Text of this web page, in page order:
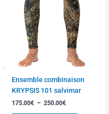
Ensemble combinaison
KRYPSIS 101 salvimar
175.00€ – 250.00€